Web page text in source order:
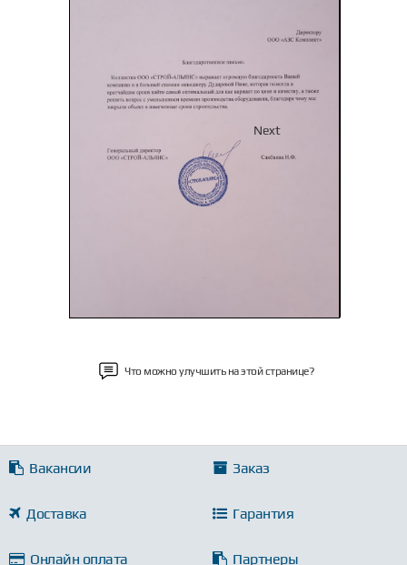
Next
Что можно улучшить на этой странице?
Вакансии Заказ
Доставка Гарантия
Онлайн оплата Партнеры